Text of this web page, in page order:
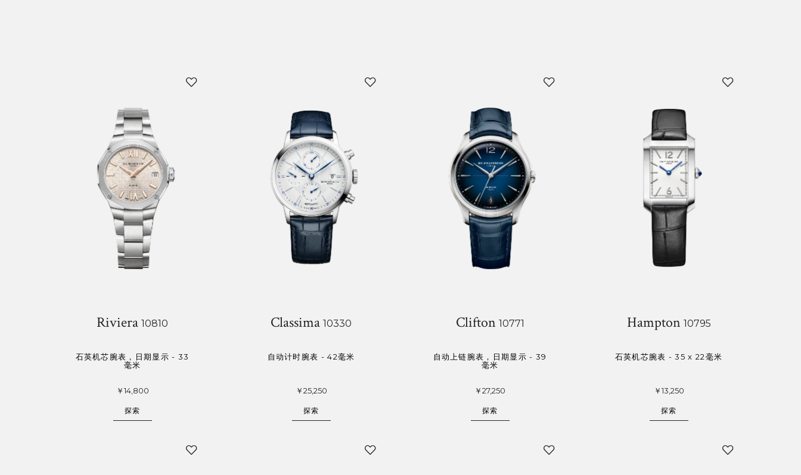
Riviera 10810
石英机芯腕表，日期显示 - 33
毫米
￥14,800
探索
Classima 10330
自动计时腕表 - 42毫米
￥25,250
探索
Clifton 10771
自动上链腕表，日期显示 - 39
毫米
￥27,250
探索
Hampton 10795
石英机芯腕表 - 35 x 22毫米
￥13,250
探索